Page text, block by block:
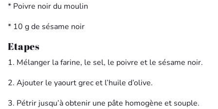
* Poivre noir du moulin
* 10 g de sésame noir
Etapes
1. Mélanger la farine, le sel, le poivre et le sésame noir.
2. Ajouter le yaourt grec et l’huile d’olive.
3. Pétrir jusqu’à obtenir une pâte homogène et souple.